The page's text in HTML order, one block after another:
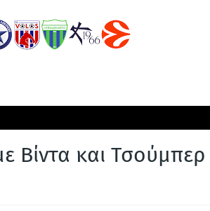
Βίντα και Τσούμπερ